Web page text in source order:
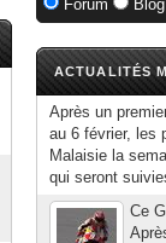
Forum
ACTUALITÉS
Après un
au 6 février, les
Malaisie la
qui seront
Ce